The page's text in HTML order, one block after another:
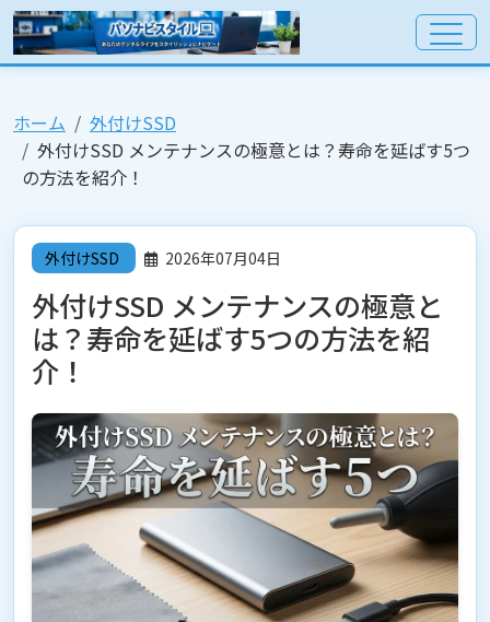
ホーム
外付けSSD
外付けSSD メンテナンスの極意とは？寿命を延ばす5つ
の方法を紹介！
外付けSSD 2026年07月04日
外付けSSD メンテナンスの極意と
は？寿命を延ばす5つの方法を紹
介！